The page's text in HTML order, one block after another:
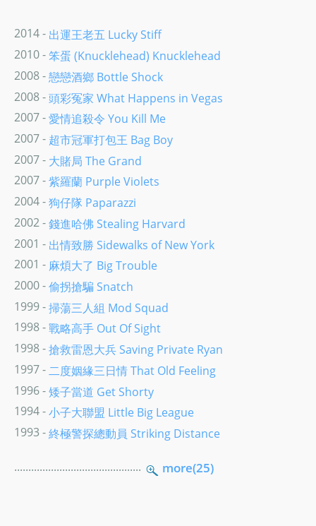
2014 - 出運王老五 Lucky Stiff
2010 -笨蛋 (Knucklehead) Knucklehead
2008 -戀戀酒鄉 Bottle Shock
2008 -頭彩冤家 What Happens in Vegas
2007 -愛情追殺令 You Kill Me
2007 - 超市冠軍打包王 Bag Boy
2007 - 大賭局 The Grand
2007 -紫羅蘭 Purple Violets
2004 -狗仔隊 Paparazzi
2002 -錢進哈佛 Stealing Harvard
2001 - 出情致勝 Sidewalks of New York
2001 - 麻煩大了 Big Trouble
2000 -偷拐搶騙 Snatch
1999 -掃蕩三人組 Mod Squad
1998 -戰略高手 Out Of Sight
1998 -搶救雷恩大兵 Saving Private Ryan
1997 -二度姻緣三日情 That Old Feeling
1996 -矮子當道 Get Shorty
1994 -小子大聯盟 Little Big League
1993 -終極警探總動員 Striking Distance
............................................. more(25)